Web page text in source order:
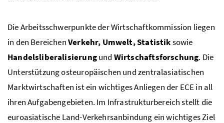
Die Arbeitsschwerpunkte der Wirtschaftkommission liegen
in den BereichenVerkehr, Umwelt, Statistiksowie
Handelsliberalisierungund Wirtschaftsforschung. Die
Unterstützung osteuropäischen und zentralasiatischen
Marktwirtschaften ist ein wichtiges Anliegen der ECE in all
ihren Aufgabengebieten. Im Infrastrukturbereich stellt die
euroasiatische Land-Verkehrsanbindung ein wichtiges Ziel